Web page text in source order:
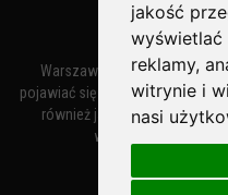
jakość
wyświetlać
reklamy,
witrynie i
nasi
Warszawa – miasto
pojawiać się w dokumentach w
również jako Warszowa.
wynikała z